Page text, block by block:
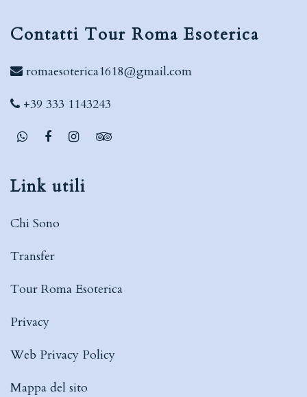
Contatti Tour Roma Esoterica
romaesoterica1618@gmail.com
+39 333 1143243
Link utili
Chi Sono
Transfer
Tour Roma Esoterica
Privacy
Web Privacy Policy
Mappa del sito